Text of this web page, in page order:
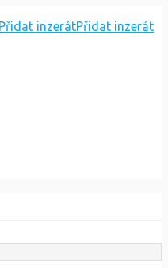
Přidat inzerát